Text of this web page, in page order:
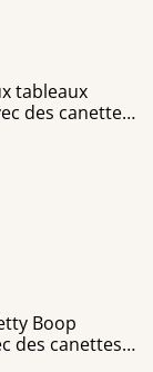
tableaux
des canettes
Boop
des canettes